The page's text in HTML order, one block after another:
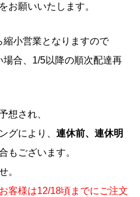
お願いいたします。
縮小営業となりますので
合、1/5以降の順次配達再
想され、
グにより、 連休前、連休明
もございます。
。
客様は12/18頃までにご注文